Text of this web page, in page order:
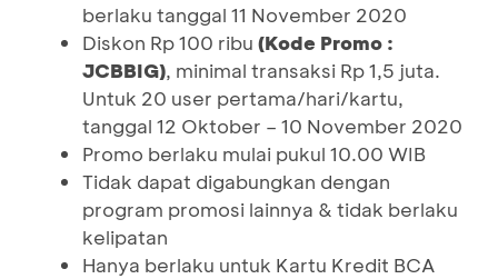
berlaku tanggal 11 November 2020
Diskon Rp 100 ribu (Kode Promo :
JCBBIG), minimal transaksi Rp 1,5 juta.
Untuk 20 user pertama/hari/kartu,
tanggal 12 Oktober – 10 November 2020
Promo berlaku mulai pukul 10.00 WIB
Tidak dapat digabungkan dengan
program promosi lainnya & tidak berlaku
kelipatan
Hanya berlaku untuk Kartu Kredit BCA